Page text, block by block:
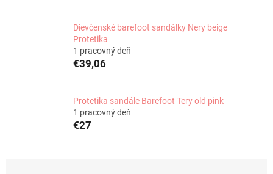
Dievčenské barefoot sandálky Nery beige
Protetika
1 pracovný deň
€39,06
Protetika sandále Barefoot Tery old pink
1 pracovný deň
€27